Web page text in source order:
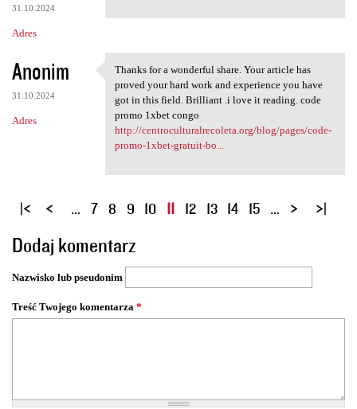
31.10.2024
Adres
Anonim
31.10.2024
Adres
Thanks for a wonderful share.
Thanks for a wonderful share. Your article has
proved your hard work and experience you have
got in this field. Brilliant .i love it reading. code
promo 1xbet congo
http://centroculturalrecoleta.org/blog/pages/code-
promo-1xbet-gratuit-bo...
S
r
o
n
y
… 7 8 9 10 11 12 13 14 15 …
Dodaj komentarz
Nazwisko lub pseudonim
Treść Twojego komentarza *